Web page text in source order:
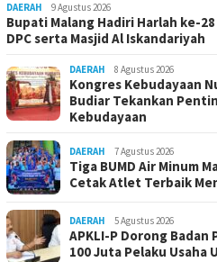
DAERAH 9 Agustus 2026
Bupati Malang Hadiri Harlah ke-
DPC serta Masjid Al Iskandariyah
DAERAH 8 Agustus 2026
Kongres Kebudayaan
Budiar Tekankan
Kebudayaan
DAERAH 7 Agustus 2026
Tiga BUMD Air Minum
Cetak Atlet Terbaik
DAERAH 5 Agustus 2026
APKLI-P Dorong Badan
100 Juta Pelaku Usaha